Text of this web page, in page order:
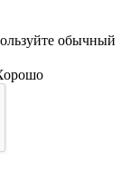
обычный